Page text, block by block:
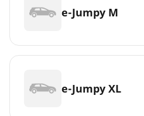
e-Jumpy M
e-Jumpy XL